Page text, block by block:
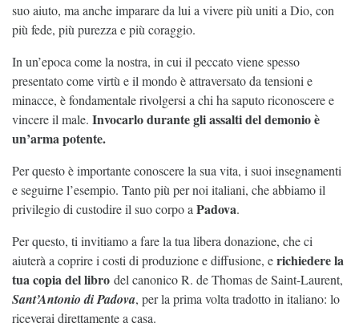
suo aiuto, ma anche imparare da lui a vivere più uniti a Dio, con
più fede, più purezza e più coraggio.
In un’epoca come la nostra, in cui il peccato viene spesso
presentato come virtù e il mondo è attraversato da tensioni e
minacce, è fondamentale rivolgersi a chi ha saputo riconoscere e
vincere il male. Invocarlo durante gli assalti del demonio è
un’arma potente.
Per questo è importante conoscere la sua vita, i suoi insegnamenti
e seguirne l’esempio. Tanto più per noi italiani, che abbiamo il
privilegio di custodire il suo corpo a Padova.
Per questo, ti invitiamo a fare la tua libera donazione, che ci
aiuterà a coprire i costi di produzione e diffusione, erichiedere la
tua copia del libro del canonico R. de Thomas de Saint-Laurent,
Sant’Antonio di Padova, per la prima volta tradotto in italiano: lo
riceverai direttamente a casa.